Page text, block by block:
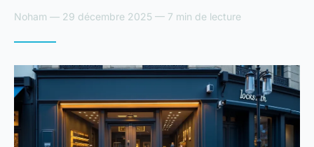
Noham — 29 décembre 2025 — 7 min de lecture